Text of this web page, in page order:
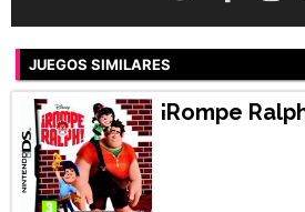
JUEGOS SIMILARES
¡Rompe